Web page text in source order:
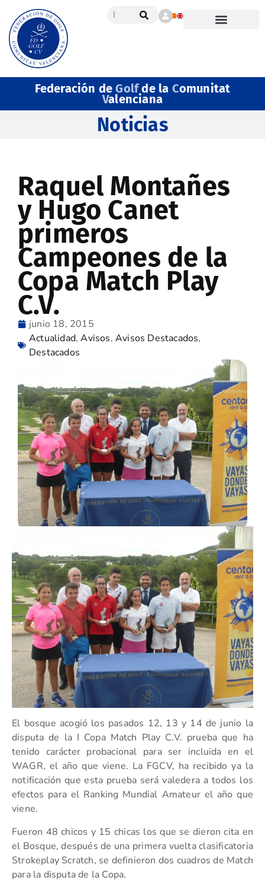
Federación deGolfde la Comunitat
Valenciana
Noticias
Raquel Montañes
y Hugo Canet
primeros
Campeones de la
Copa Match Play
C.V.
junio 18, 2015
Actualidad,Avisos,Avisos Destacados,
Destacados
El bosque acogió los pasados 12, 13 y 14 de junio la
disputa de la I Copa Match Play C.V. prueba que ha
tenido carácter probacional para ser incluida en el
WAGR, el año que viene. La FGCV, ha recibido ya la
notificación que esta prueba será valedera a todos los
efectos para el Ranking Mundial Amateur el año que
viene.
Fueron 48 chicos y 15 chicas los que se dieron cita en
el Bosque, después de una primera vuelta clasificatoria
Strokeplay Scratch, se definieron dos cuadros de Match
para la disputa de la Copa.